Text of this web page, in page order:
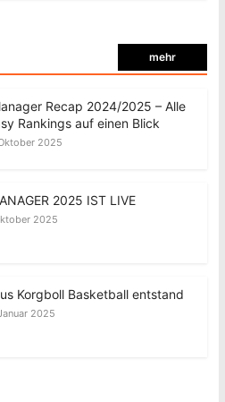
mehr
Recap 2024/2025 – Alle
Rankings auf einen Blick
2025
2025 IST LIVE
2025
Korgboll Basketball entstand
2025